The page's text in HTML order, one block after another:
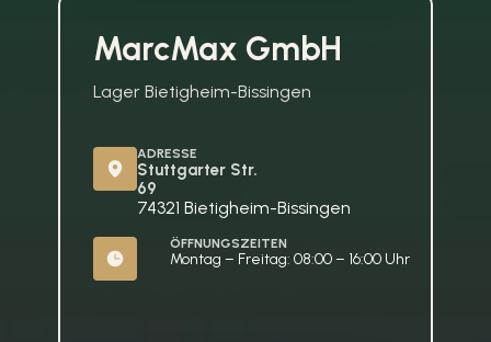
MarcMax GmbH
Lager Bietigheim-Bissingen
ADRESSE
Stuttgarter Str.
69
74321 Bietigheim-Bissingen
ÖFFNUNGSZEITEN
Montag – Freitag: 08:00 – 16:00 Uhr